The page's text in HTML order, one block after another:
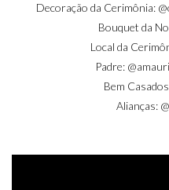
Decoração da Cerimônia:
Bouquet da
Local da
Padre: @
Bem
Alianças: @